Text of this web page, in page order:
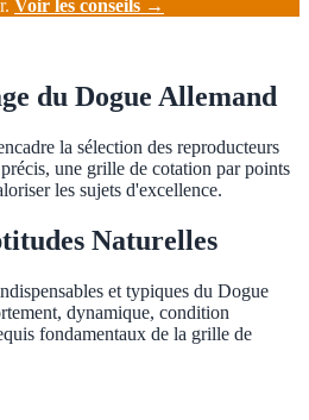
Voir les conseils →
du Dogue Allemand
la sélection des reproducteurs
une grille de cotation par points
les sujets d'excellence.
Naturelles
et typiques du Dogue
dynamique, condition
fondamentaux de la grille de